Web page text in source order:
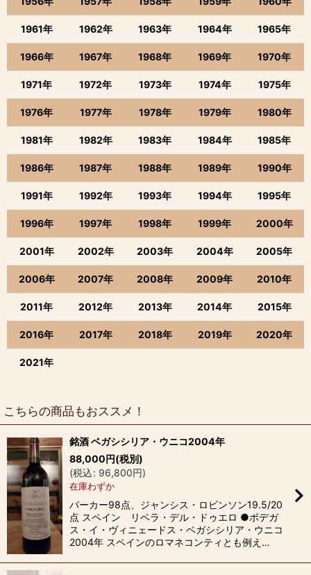
1961年 1962年 1963年 1964年 1965年
1966年 1967年 1968年 1969年 1970年
1971年 1972年 1973年 1974年 1975年
1976年 1977年 1978年 1979年 1980年
1981年 1982年 1983年 1984年 1985年
1986年 1987年 1988年 1989年 1990年
1991年 1992年 1993年 1994年 1995年
1996年 1997年 1998年 1999年 2000年
2001年 2002年 2003年 2004年 2005年
2006年 2007年 2008年 2009年 2010年
2011年 2012年 2013年 2014年 2015年
2016年 2017年 2018年 2019年 2020年
2021年
こちらの商品もおススメ！
銘酒 ベガシシリア・ウニコ2004年
88,000円(税別)
(税込: 96,800円)
在庫わずか
パーカー98点、ジャンシス・ロビンソン19.5/20
点 スペイン リベラ・デル・ドゥエロ ●ボデガ
ス・イ・ヴィニェードス・ベガシシリア・ウニコ
2004年 スペインのロマネコンティとも例え…